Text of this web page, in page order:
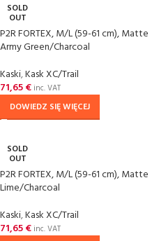
SOLD
OUT
P2R FORTEX, M/L (59-61 cm), Matte
Army Green/Charcoal
Kaski,Kask XC/Trail
71,65€ inc. VAT
DOWIEDZ SIĘ WIĘCEJ
SOLD
OUT
P2R FORTEX, M/L (59-61 cm), Matte
Lime/Charcoal
Kaski,Kask XC/Trail
71,65€ inc. VAT